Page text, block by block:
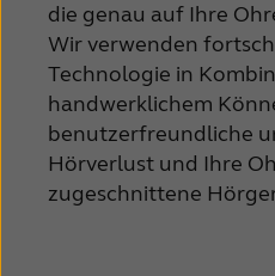
die genau auf Ihre
Wir verwenden
Technologie in
handwerklichem
benutzerfreundliche
Hörverlust und Ihre
zugeschnittene